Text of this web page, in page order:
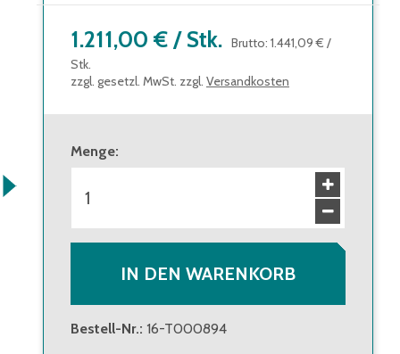
1.211,00 € / Stk. Brutto: 1.441,09 € /
Stk.
zzgl. gesetzl. MwSt. zzgl. Versandkosten
Menge:
IN DEN WARENKORB
Bestell-Nr.: 16-T000894